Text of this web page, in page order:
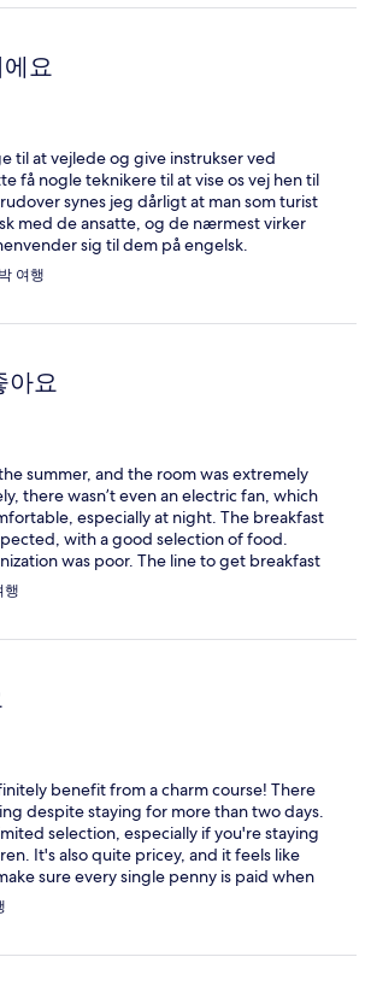
요
til at vejlede og give instrukser ved
få nogle teknikere til at vise os vej hen til
synes jeg dårligt at man som turist
med de ansatte, og de nærmest virker
sig til dem på engelsk.
여행
아요
summer, and the room was extremely
there wasn’t even an electric fan, which
especially at night. The breakfast
with a good selection of food.
was poor. The line to get breakfast
had to queue in the same line. It
if they created separate lines for food
행
benefit from a charm course! There
despite staying for more than two days.
selection, especially if you're staying
It's also quite pricey, and it feels like
sure every single penny is paid when
items (they even opened our candy bag to
added anything else 😅). Otherwise, it's a